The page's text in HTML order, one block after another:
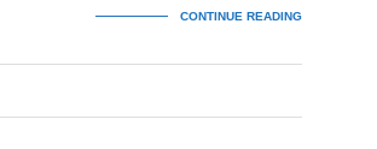
CONTINUE READING